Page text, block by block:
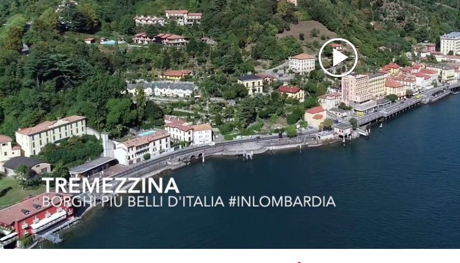
metamorfosi della natura nei parchi e nei giardini: ogni stagione è perfetta
magari arrivando dal lago inbattello!
BORGHI PIÙ BELLI D’ITALIA #INLOMBARDIA